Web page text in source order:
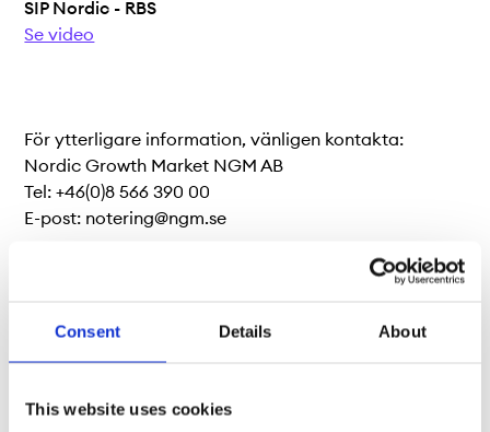
Consent Details About
This website uses cookies
SIP Nordic - RBS
Se video
För ytterligare information, vänligen kontakta:
Nordic Growth Market NGM AB
Tel: +46(0)8 566 390 00
E-post: notering@ngm.se